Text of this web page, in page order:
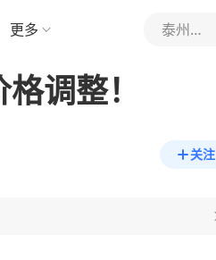
更多 泰州微视听
调整！
关注